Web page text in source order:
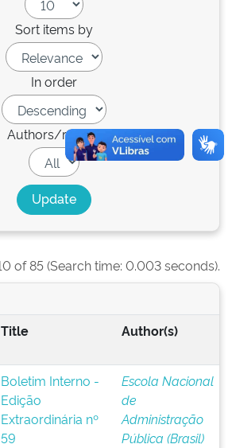
Sort items by
In order
Authors/record
of 85 (Search time: 0.003 seconds).
Title Author(s)
Boletim Interno -
Edição
Extraordinária nº
59
Escola Nacional
de
Administração
Pública (Brasil)